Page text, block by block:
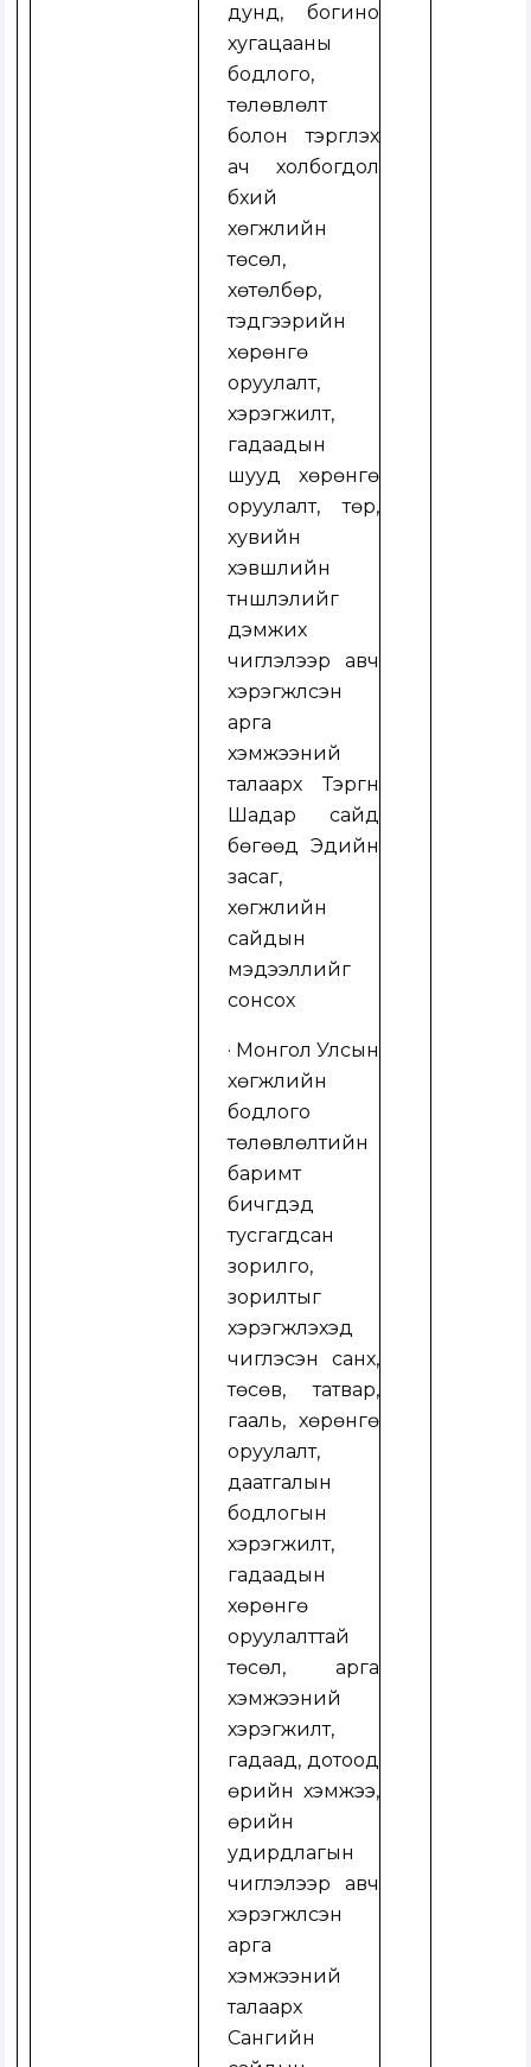
дунд, богино
хугацааны
бодлого,
төлөвлөлт
болон тэргүүлэх
ач холбогдол
бүхий
хөгжлийн
төсөл,
хөтөлбөр,
тэдгээрийн
хөрөнгө
оруулалт,
хэрэгжилт,
гадаадын
шууд хөрөнгө
оруулалт, төр,
хувийн
хэвшлийн
түншлэлийг
дэмжих
чиглэлээр авч
хэрэгжүүлсэн
арга
хэмжээний
талаарх Тэргүүн
Шадар сайд
бөгөөд Эдийн
засаг,
хөгжлийн
сайдын
мэдээллийг
сонсох
· Монгол Улсын
хөгжлийн
бодлого
төлөвлөлтийн
баримт
бичгүүдэд
тусгагдсан
зорилго,
зорилтыг
хэрэгжүүлэхэд
чиглэсэн санхүү,
төсөв, татвар,
гааль, хөрөнгө
оруулалт,
даатгалын
бодлогын
хэрэгжилт,
гадаадын
хөрөнгө
оруулалттай
төсөл, арга
хэмжээний
хэрэгжилт,
гадаад, дотоод
өрийн хэмжээ,
өрийн
удирдлагын
чиглэлээр авч
хэрэгжүүлсэн
арга
хэмжээний
талаарх
Сангийн